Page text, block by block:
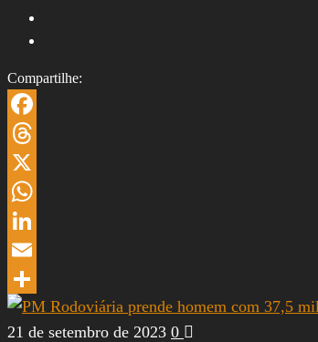
Compartilhe:
Facebook
Threads
X
WhatsApp
LinkedIn
Email
Share
21 de setembro de 2023 0